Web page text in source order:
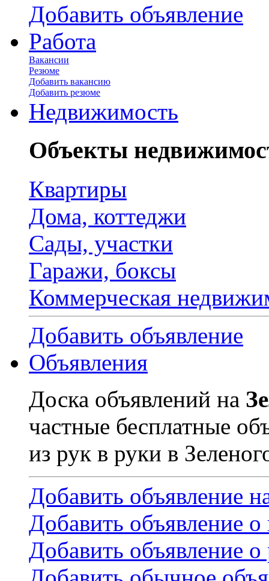
Добавить объявление
Работа
Вакансии
Резюме
Добавить вакансию
Добавить резюме
Недвижимость
Объекты
Квартиры
Дома, коттеджи
Сады, участки
Гаражи, боксы
Коммерческая
Добавить объявление
Объявления
Доска объявлений на
частные бесплатные
из рук в руки в
Добавить объявление
Добавить объявление
Добавить объявление о